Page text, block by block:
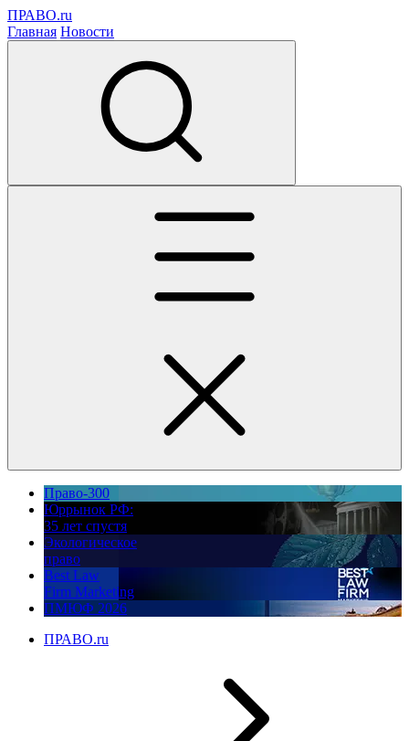
ПРАВО.ru
Главная Новости
Право-300
Юррынок РФ:
35 лет спустя
Экологическое
право
Best Law
Firm Marketing
ПМЮФ 2026
ПРАВО.ru